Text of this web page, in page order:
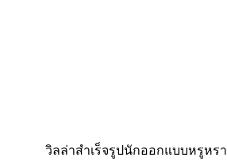
วิลล่าสำเร็จรูปนักออกแบบหรูหรา